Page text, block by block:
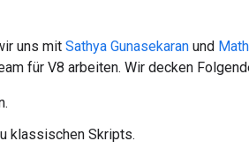
uns mit Sathya Gunasekaran und
für V8 arbeiten. Wir decken
klassischen Skripts.